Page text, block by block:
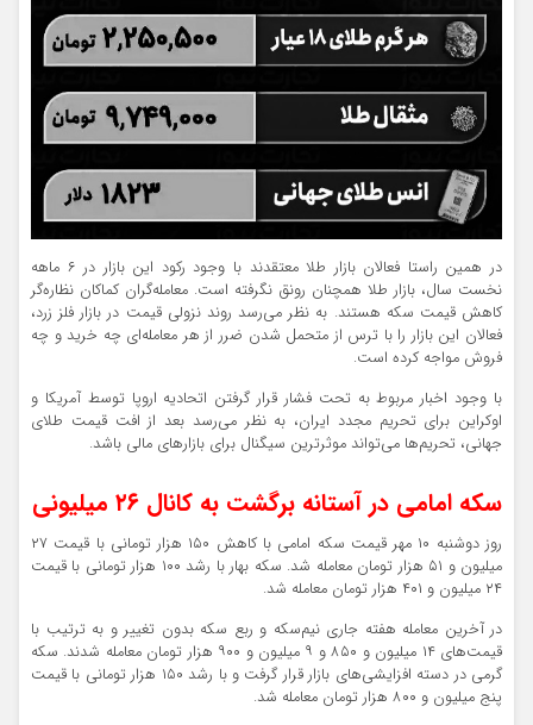
در همین راستا فعالان بازار طلا معتقدند با وجود رکود این بازار در ۶ ماهه
نخست سال،‌ بازار طلا همچنان رونق نگرفته است. معامله‌گران کماکان نظاره‌گر
کاهش قیمت سکه هستند. به نظر می‌رسد روند نزولی قیمت‌ در بازار فلز زرد،
فعالان این بازار را با ترس از متحمل شدن ضرر از هر معامله‌ای چه خرید و چه
فروش مواجه کرده است.
با وجود اخبار مربوط به تحت فشار قرار گرفتن اتحادیه اروپا توسط آمریکا و
اوکراین برای تحریم‌ مجدد ایران، به نظر می‌رسد بعد از افت قیمت طلای
جهانی، تحریم‌ها می‌تواند موثرترین سیگنال برای بازارهای مالی باشد.
سکه امامی در آستانه برگشت به کانال ۲۶ میلیونی
روز دوشنبه ۱۰ مهر قیمت سکه امامی با کاهش ۱۵۰ هزار تومانی با قیمت ۲۷
میلیون و ۵۱ هزار تومان معامله شد. سکه‌ بهار با رشد ۱۰۰ هزار تومانی با قیمت
۲۴ میلیون و ۴۰۱ هزار تومان معامله شد.
در آخرین معامله هفته جاری نیم‌سکه و ربع سکه بدون تغییر و به ترتیب با
قیمت‌های ۱۴ میلیون و ۸۵۰ و ۹ میلیون و ۹۰۰ هزار تومان معامله شدند. سکه
گرمی در دسته افزایشی‌های بازار قرار گرفت و با رشد ۱۵۰ هزار تومانی با قیمت
پنج میلیون و ۸۰۰ هزار تومان معامله شد.